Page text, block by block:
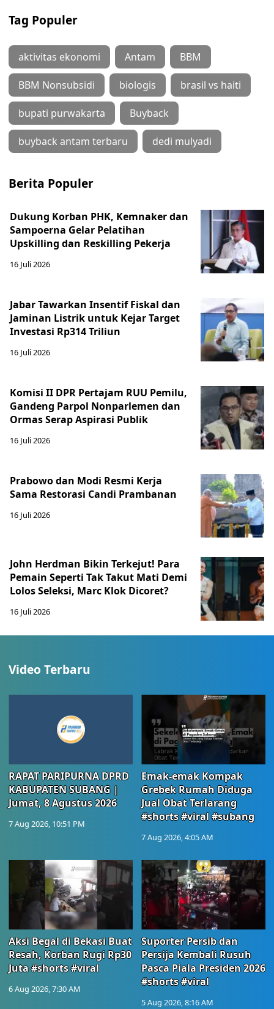
Tag Populer
aktivitas ekonomi Antam BBM
BBM Nonsubsidi biologis brasil vs haiti
bupati purwakarta Buyback
buyback antam terbaru dedi mulyadi
Berita Populer
Dukung Korban PHK, Kemnaker dan
Sampoerna Gelar Pelatihan
Upskilling dan Reskilling Pekerja
16 Juli 2026
Jabar Tawarkan Insentif Fiskal dan
Jaminan Listrik untuk Kejar Target
Investasi Rp314 Triliun
16 Juli 2026
Komisi II DPR Pertajam RUU Pemilu,
Gandeng Parpol Nonparlemen dan
Ormas Serap Aspirasi Publik
16 Juli 2026
Prabowo dan Modi Resmi Kerja
Sama Restorasi Candi Prambanan
16 Juli 2026
John Herdman Bikin Terkejut! Para
Pemain Seperti Tak Takut Mati Demi
Lolos Seleksi, Marc Klok Dicoret?
16 Juli 2026
Video Terbaru
RAPAT PARIPURNA DPRD
KABUPATEN SUBANG |
Jumat, 8 Agustus 2026
7 Aug 2026, 10:51 PM
Emak-emak Kompak
Grebek Rumah Diduga
Jual Obat Terlarang
#shorts #viral #subang
7 Aug 2026, 4:05 AM
Aksi Begal di Bekasi Buat
Resah, Korban Rugi Rp30
Juta #shorts #viral
6 Aug 2026, 7:30 AM
Suporter Persib dan
Persija Kembali Rusuh
Pasca Piala Presiden 2026
#shorts #viral
5 Aug 2026, 8:16 AM